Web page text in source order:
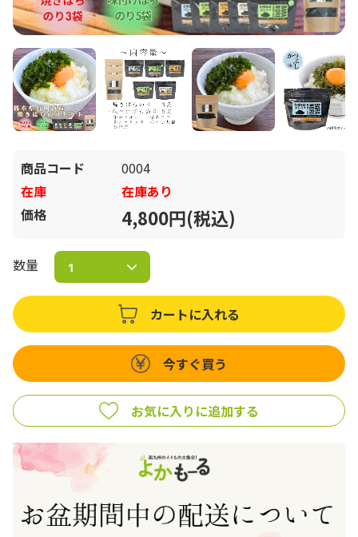
商品コード
0004
在庫
在庫あり
価格
4,800円(税込)
数量
カートに入れる
今すぐ買う
お気に入りに追加する